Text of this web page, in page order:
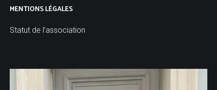
MENTIONS LÉGALES
Statut de l’association